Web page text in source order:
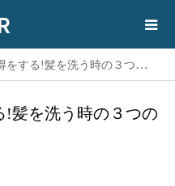
!髪を洗う時の３つのPOINTと重要性』
!髪を洗う時の３つの